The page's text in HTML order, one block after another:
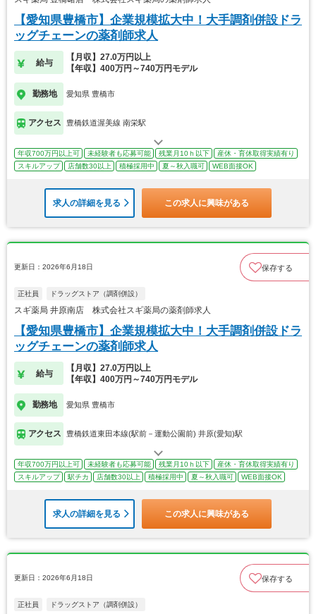
【愛知県豊橋市】企業規模拡大中！大手調剤併設ドラ
ッグチェーンの薬剤師求人
給与
【月収】27.0万円以上
【年収】400万円～740万円モデル
勤務地 愛知県 豊橋市
アクセス 豊橋鉄道渥美線 南栄駅
年収700万円以上可 未経験者も応募可能 残業月10ｈ以下
産休・育休取得実績有り
スキルアップ
店舗数30以上 積極採用中 夏～秋入職可 WEB面接OK
求人の詳細を見る この求人に興味がある
更新日：2026年6月18日 保存する
正社員 ドラッグストア（調剤併設）
スギ薬局 井原南店 株式会社スギ薬局の薬剤師求人
【愛知県豊橋市】企業規模拡大中！大手調剤併設ドラ
ッグチェーンの薬剤師求人
給与
【月収】27.0万円以上
【年収】400万円～740万円モデル
勤務地 愛知県 豊橋市
アクセス 豊橋鉄道東田本線(駅前－運動公園前) 井原(愛知)駅
年収700万円以上可 未経験者も応募可能 残業月10ｈ以下
産休・育休取得実績有り
スキルアップ
駅チカ 店舗数30以上 積極採用中 夏～秋入職可 WEB面接OK
求人の詳細を見る この求人に興味がある
更新日：2026年6月18日 保存する
正社員 ドラッグストア（調剤併設）